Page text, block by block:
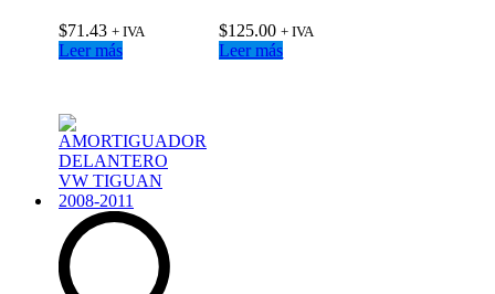
$71.43 + IVA
Leer más
$125.00 + IVA
Leer más